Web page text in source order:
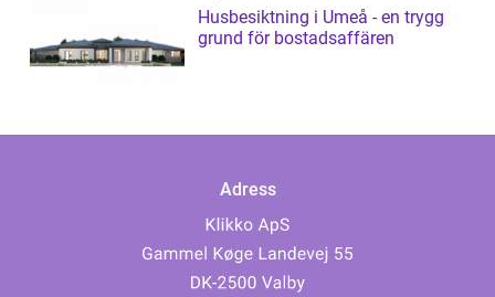
Husbesiktning i Umeå - en trygg
grund för bostadsaffären
Adress